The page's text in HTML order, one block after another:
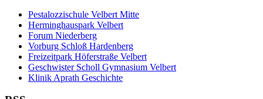
Pestalozzischule Velbert Mitte
Herminghauspark Velbert
Forum Niederberg
Vorburg Schloß Hardenberg
Freizeitpark Höferstraße Velbert
Geschwister Scholl Gymnasium Velbert
Klinik Aprath Geschichte